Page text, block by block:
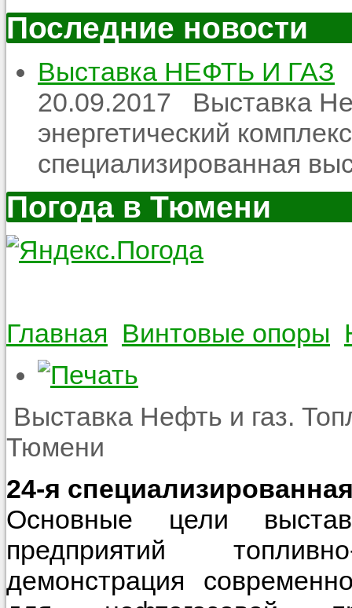
Последние новости
Выставка НЕФТЬ И ГАЗ
20.09.2017
Выставка
энергетический
специализированная
Погода в Тюмени
Главная Винтовые опоры
Выставка Нефть и газ.
Тюмени
24-я
Основные цели
предприятий
демонстрация